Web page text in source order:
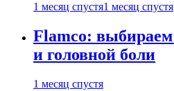
1 месяц спустя1 месяц спустя
Flamco: выбираем
и головной боли
1 месяц спустя